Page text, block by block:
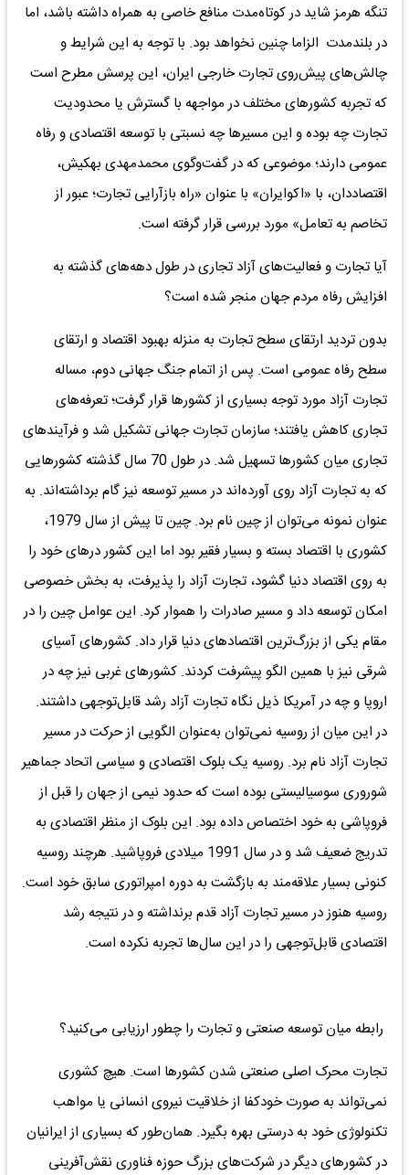
تنگه هرمز شاید در کوتاه‌مدت منافع خاصی به همراه داشته باشد، اما
در بلندمدت الزاما چنین نخواهد بود. با توجه به این شرایط و
چالش‌های پیش‌روی تجارت خارجی ایران، این پرسش مطرح است
که تجربه کشورهای مختلف در مواجهه با گسترش یا محدودیت
تجارت چه بوده و این مسیرها چه نسبتی با توسعه اقتصادی و رفاه
عمومی دارند؛ موضوعی که در گفت‌وگوی محمدمهدی بهکیش،
اقتصاددان، با «اکوایران» با عنوان «راه بازآرایی تجارت؛ عبور از
تخاصم به تعامل» مورد بررسی قرار گرفته است.
آیا تجارت و فعالیت‌های آزاد تجاری در طول دهه‌های گذشته به
افزایش رفاه مردم جهان منجر شده است؟
بدون تردید ارتقای سطح تجارت به منزله بهبود اقتصاد و ارتقای
سطح رفاه عمومی است. پس از اتمام جنگ جهانی دوم، مساله
تجارت آزاد مورد توجه بسیاری از کشورها قرار گرفت؛ تعرفه‌های
تجاری کاهش یافتند؛ سازمان تجارت جهانی تشکیل شد و فرآیندهای
تجاری میان کشورها تسهیل شد. در طول 70 سال گذشته کشورهایی
که به تجارت آزاد روی آورده‌اند در مسیر توسعه نیز گام برداشته‌اند. به
عنوان نمونه می‌توان از چین نام برد. چین تا پیش از سال 1979،
کشوری با اقتصاد بسته و بسیار فقیر بود اما این کشور درهای خود را
به روی اقتصاد دنیا گشود، تجارت آزاد را پذیرفت، به بخش خصوصی
امکان توسعه داد و مسیر صادرات را هموار کرد. این عوامل چین را در
مقام یکی از بزرگ‌ترین اقتصادهای دنیا قرار داد. کشورهای آسیای
شرقی نیز با همین الگو پیشرفت کردند. کشورهای غربی نیز چه در
اروپا و چه در آمریکا ذیل نگاه تجارت آزاد رشد قابل‌توجهی داشتند.
در این میان از روسیه نمی‌توان به‌عنوان الگویی از حرکت در مسیر
تجارت آزاد نام برد. روسیه یک بلوک اقتصادی و سیاسی اتحاد جماهیر
شوروری سوسیالیستی بوده است که حدود نیمی از جهان را قبل از
فروپاشی به خود اختصاص داده بود. این بلوک از منظر اقتصادی به
تدریج ضعیف شد و در سال 1991 میلادی فروپاشید. هرچند روسیه
کنونی بسیار علاقه‌مند به بازگشت به دوره امپراتوری سابق خود است.
روسیه هنوز در مسیر تجارت آزاد قدم برنداشته و در نتیجه رشد
اقتصادی قابل‌توجهی را در این سال‌ها تجربه نکرده است.
رابطه میان توسعه صنعتی و تجارت را چطور ارزیابی می‌کنید؟
تجارت محرک اصلی صنعتی شدن کشورها است. هیچ کشوری
نمی‌تواند به‌‌ صورت خودکفا از خلاقیت نیروی انسانی یا مواهب
تکنولوژی خود به درستی بهره بگیرد. همان‌طور که بسیاری از ایرانیان
در کشورهای دیگر در شرکت‌های بزرگ حوزه فناوری نقش‌آفرینی